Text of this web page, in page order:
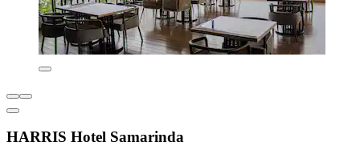
HARRIS Hotel Samarinda